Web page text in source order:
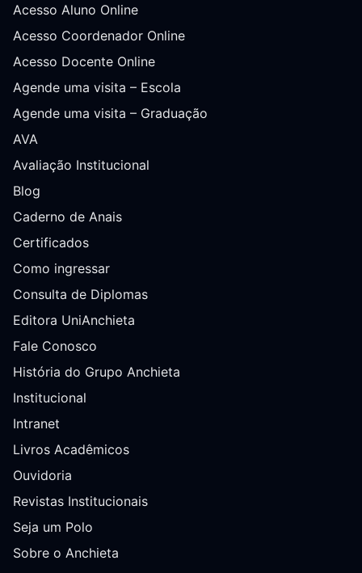
Acesso Aluno Online
Acesso Coordenador Online
Acesso Docente Online
Agende uma visita – Escola
Agende uma visita – Graduação
AVA
Avaliação Institucional
Blog
Caderno de Anais
Certificados
Como ingressar
Consulta de Diplomas
Editora UniAnchieta
Fale Conosco
História do Grupo Anchieta
Institucional
Intranet
Livros Acadêmicos
Ouvidoria
Revistas Institucionais
Seja um Polo
Sobre o Anchieta